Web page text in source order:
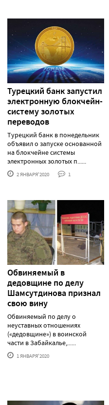
Турецкий банк запустил
электронную блокчейн-
систему золотых
переводов
Турецкий банк в понедельник
объявил о запуске основанной
на блокчейне системы
электронных золотых п......
2 ЯНВАРЯ'2020 1
Обвиняемый в
дедовщине по делу
Шамсутдинова признал
свою вину
Обвиняемый по делу о
неуставных отношениях
(«дедовщине») в воинской
части в Забайкалье,......
1 ЯНВАРЯ'2020